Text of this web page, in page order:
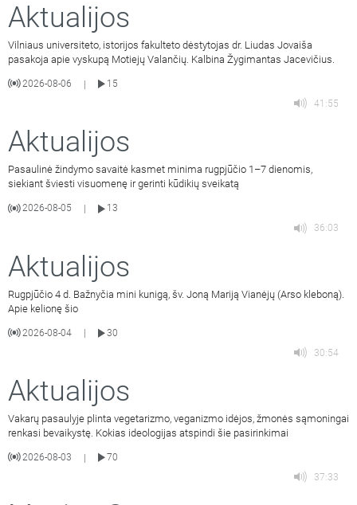
Aktualijos
Vilniaus universiteto, istorijos fakulteto dėstytojas dr. Liudas Jovaiša
pasakoja apie vyskupą Motiejų Valančių. Kalbina Žygimantas Jacevičius.
2026-08-06 |
15
41:55
Aktualijos
Pasaulinė žindymo savaitė kasmet minima rugpjūčio 1–7 dienomis,
siekiant šviesti visuomenę ir gerinti kūdikių sveikatą
2026-08-05
13
36:03
Aktualijos
Rugpjūčio 4 d. Bažnyčia mini kunigą, šv. Joną Mariją Vianėjų (Arso kleboną).
Apie kelionę šio
2026-08-04
30
30:54
Aktualijos
Vakarų pasaulyje plinta vegetarizmo, veganizmo idėjos, žmonės sąmoningai
renkasi bevaikystę. Kokias ideologijas atspindi šie pasirinkimai
2026-08-03 |
70
37:33